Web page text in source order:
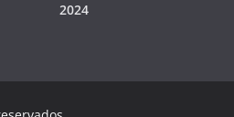
2024